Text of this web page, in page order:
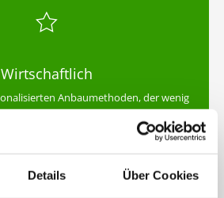
Details Über Cookies
Wirtschaftlich
Anbaumethoden, der wenig
und des geringen Gewichts ist
eine echte Alternative zu